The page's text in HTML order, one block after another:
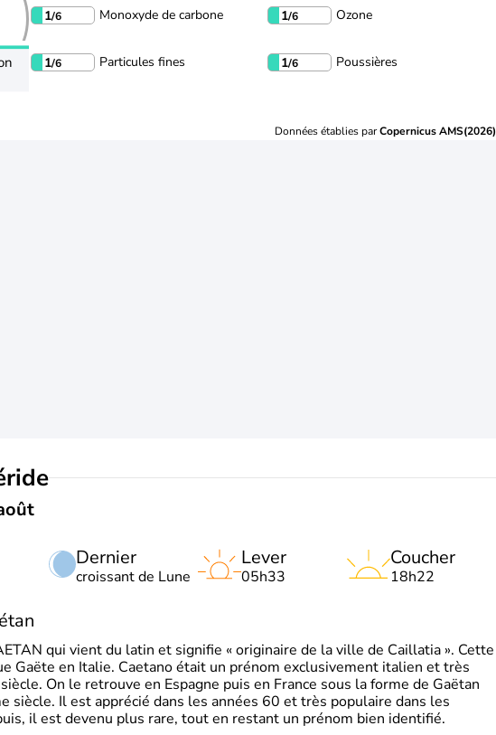
1/6 Monoxyde de carbone 1/6 Ozone
1/6 Particules fines 1/6 Poussières
Données établies parCopernicus AMS(2026)
Dernier
croissant de Lune
Lever
05h33
Coucher
18h22
qui vient du latin et signifie « originaire de la ville de Caillatia ». Cette
Gaëte en Italie. Caetano était un prénom exclusivement italien et très
On le retrouve en Espagne puis en France sous la forme de Gaëtan
siècle. Il est apprécié dans les années 60 et très populaire dans les
il est devenu plus rare, tout en restant un prénom bien identifié.